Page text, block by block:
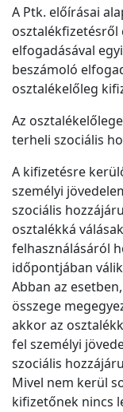
A Ptk. előírásai
osztalékfizetésről
elfogadásával
beszámoló
osztalékelőleg
Az
terheli szociális
A kifizetésre
személyi
szociális
osztalékká
felhasználásáról
időpontjában
Abban az
összege
akkor az
fel személyi
szociális
Mivel nem kerül
kifizetőnek nincs